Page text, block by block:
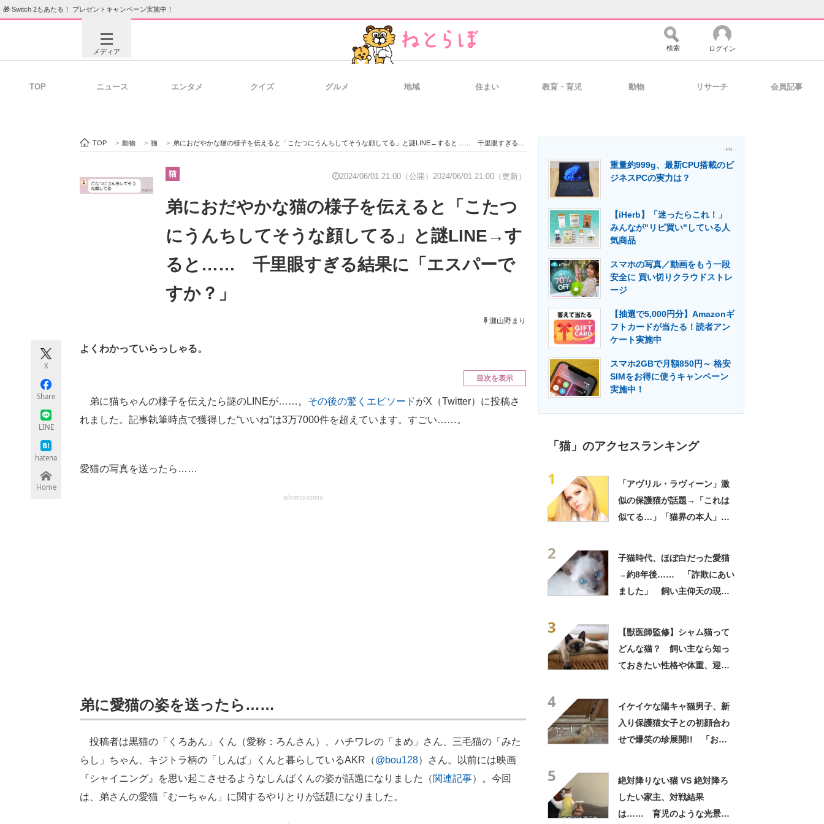
🎁 Switch 2もあたる！ プレゼントキャンペーン実施中！
メディア
ビジネスと働き方のヒント 経営リーダーのコミュニティ マーケ×ITの今がよく分かる
IT製品の技術・比較・事例 製造業のIT導入・活用を支援
エネルギーの専門メディア 建設×テクノロジーの最前線
検索 ログイン
TOP ニュース エンタメ クイズ グルメ 地域 住まい 教育・育児 動物 リサーチ 会員記事
TOP > 動物 > 猫 > 弟におだやかな猫の様子を伝えると「こたつにうんちしてそうな顔してる」と謎LINE→すると…… 千里眼すぎる結果に「エスパーですか？」
猫 2024/06/01 21:00（公開） 2024/06/01 21:00（更新）
弟におだやかな猫の様子を伝えると「こたつ
にうんちしてそうな顔してる」と謎LINE→す
ると…… 千里眼すぎる結果に「エスパーで
すか？」
瀬山野まり
X
Share
LINE
hatena
Home
よくわかっていらっしゃる。
目次を表示
弟に猫ちゃんの様子を伝えたら謎のLINEが……。 その後の驚くエピソードがX（Twitter）に投稿さ
れました。記事執筆時点で獲得した“いいね”は3万7000件を超えています。すごい……。
愛猫の写真を送ったら……
advertisement
弟に愛猫の姿を送ったら……
投稿者は黒猫の「くろあん」くん（愛称：ろんさん）、ハチワレの「まめ」さん、三毛猫の「みた
らし」ちゃん、キジトラ柄の「しんば」くんと暮らしているAKR（@bou128）さん。以前には映画
『シャイニング』を思い起こさせるようなしんばくんの姿が話題になりました（関連記事）。今回
は、弟さんの愛猫「むーちゃん」に関するやりとりが話題になりました。
- PR -
重量約999g、最新CPU搭載のビ
ジネスPCの実力は？
【iHerb】「迷ったらこれ！」
みんなが"リピ買い"している人
気商品
スマホの写真／動画をもう一段
安全に 買い切りクラウドストレ
ージ
【抽選で5,000円分】Amazonギ
フトカードが当たる！読者アン
ケート実施中
スマホ2GBで月額850円～ 格安
SIMをお得に使うキャンペーン
実施中！
「猫」のアクセスランキング
1
「アヴリル・ラヴィーン」激
似の保護猫が話題→「これは
似てる…」「猫界の本人」
2
子猫時代、ほぼ白だった愛猫
→約8年後…… 「詐欺にあい
ました」 飼い主仰天の現在
3
【獣医師監修】シャム猫って
どんな猫？ 飼い主なら知っ
ておきたい性格や体重、迎え
4
イケイケな陽キャ猫男子、新
入り保護猫女子との初顔合わ
せで爆笑の珍展開!! 「お茶
5
絶対降りない猫 VS 絶対降ろ
したい家主、対戦結果
は…… 育児のような光景に